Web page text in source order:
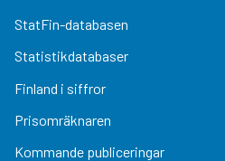
StatFin-databasen
Statistikdatabaser
Finland i siffror
Prisomräknaren
Kommande publiceringar